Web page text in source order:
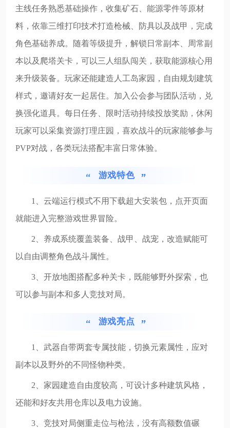
主线任务熟悉基础操作，收集矿石、能源零件等原材
料，依靠三维打印技术打造枪械、防具以及战甲，完成
角色基础养成。随着等级提升，解锁日常副本、周常副
本以及爬塔关卡，可以三人组队闯关，获取能源核心用
来升级装备。玩家还能建造人工岛家园，自由规划建筑
样式，邀请好友一起居住。加入公会参与团队活动，兑
换强化道具。每日任务、限时活动持续投放奖励，休闲
玩家可以采集资源打理庄园，喜欢战斗的玩家能够参与
PVP对战，各类玩法搭配丰富日常体验。
游戏特色
1、云端运行模式不用下载超大安装包，点开页面
就能进入完整游戏世界冒险。
2、养成系统覆盖装备、战甲、战宠，改造赋能可
以自由调整角色战斗属性。
3、开放地图搭配多种关卡，既能够野外探索，也
可以参与副本和多人竞技对局。
游戏亮点
1、武器自带两套专属技能，切换元素属性，应对
副本以及野外的不同怪物种类。
2、家园建造自由度较高，可设计多种建筑风格，
还能和好友共用仓库以及电力设施。
3、竞技对局侧重走位与枪法，没有高额数值碾